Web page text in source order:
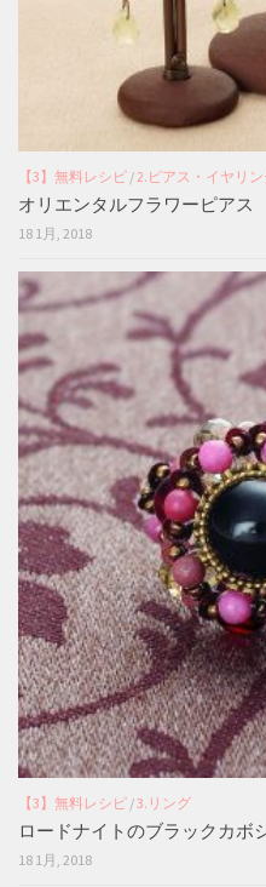
【3】無料レシピ /2.ピアス・イヤリ
オリエンタルフラワーピアス
18 1月, 2018
【3】無料レシピ /3.リング
ロードナイトのブラックカボ
18 1月, 2018